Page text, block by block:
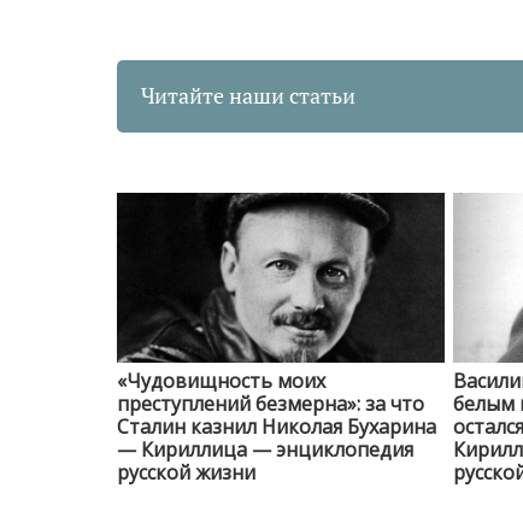
Читайте наши статьи
«Чудовищность моих
преступлений безмерна»: за что
Сталин казнил Николая Бухарина
— Кириллица — энциклопедия
русской жизни
белым